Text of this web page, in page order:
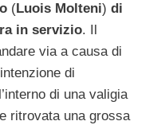
(Luois Molteni) di
in servizio. Il
via a causa di
di
di una valigia
ritrovata una grossa